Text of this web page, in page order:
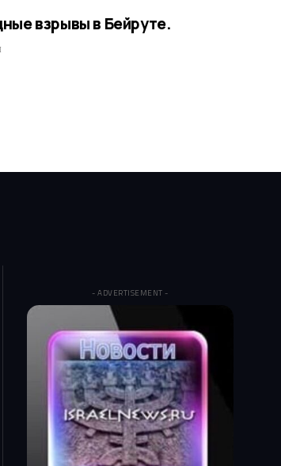
взрывы в Бейруте.
- ADVERTISEMENT -